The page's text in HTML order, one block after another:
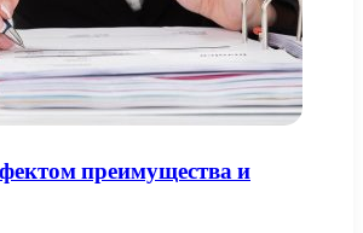
преимущества и